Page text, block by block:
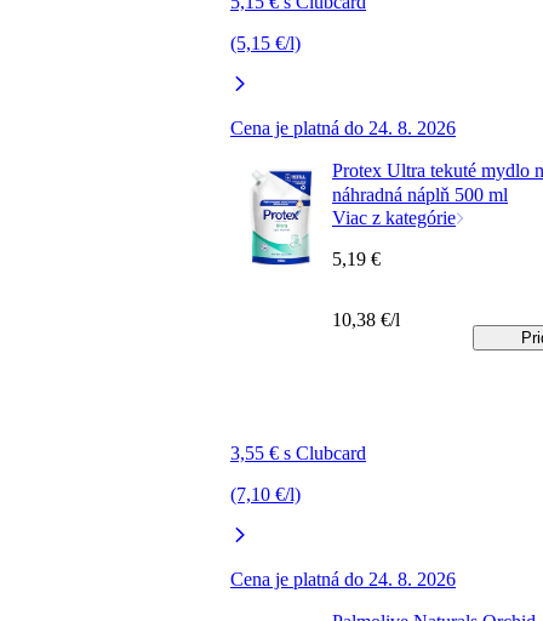
(5,15 €/l)
Cena je platná do 24. 8. 2026
Protex Ultra tekuté mydlo
náhradná náplň 500 ml
Viac z kategórie
3,55 € s Clubcard
(7,10 €/l)
Cena je platná do 24. 8. 2026
5,19 €
10,38 €/l